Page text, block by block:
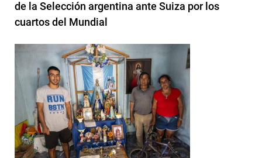
de la Selección argentina ante Suiza por los
cuartos del Mundial